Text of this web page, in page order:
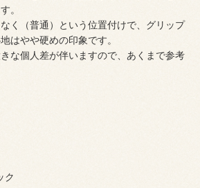
。
く（普通）という位置付けで、グリップ
はやや硬めの印象です。
な個人差が伴いますので、あくまで参考
ク